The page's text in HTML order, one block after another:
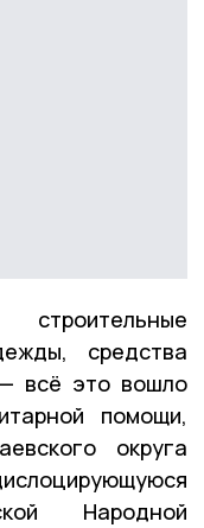
средства
всё это вошло
помощи,
округа
Народной